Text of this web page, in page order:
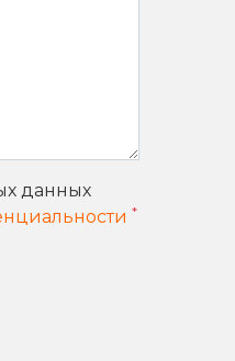
данных
*